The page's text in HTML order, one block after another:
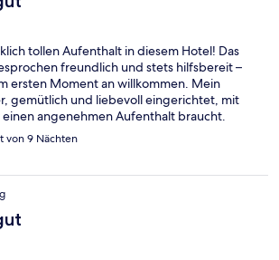
tollen Aufenthalt in diesem Hotel! Das
freundlich und stets hilfsbereit –
ersten Moment an willkommen. Mein
gemütlich und liebevoll eingerichtet, mit
einen angenehmen Aufenthalt braucht.
das Frühstück gefallen – frische
und ein sehr schöner Frühstücksraum.
von 9 Nächten